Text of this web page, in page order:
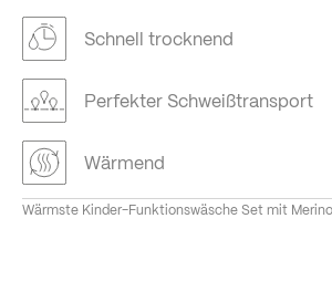
Schnell trocknend
Perfekter Schweißtransport
Wärmend
Wärmste Kinder-Funktionswäsche Set mit